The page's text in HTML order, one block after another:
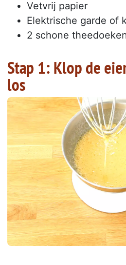
Vetvrij papier
Elektrische garde of
2 schone
Stap 1: Klop de
los